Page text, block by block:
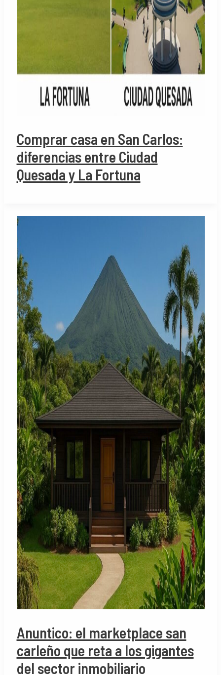
Comprar casa en San Carlos:
diferencias entre Ciudad
Quesada y La Fortuna
Anuntico: el marketplace san
carleño que reta a los gigantes
del sector inmobiliario